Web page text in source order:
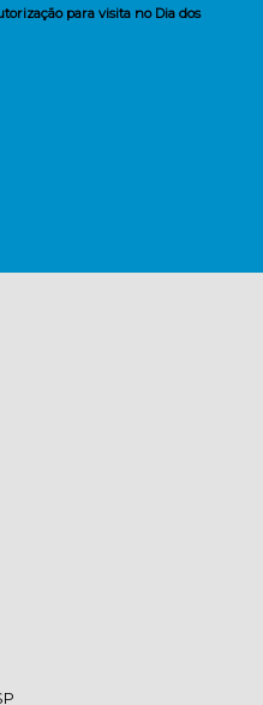
para visita no Dia dos